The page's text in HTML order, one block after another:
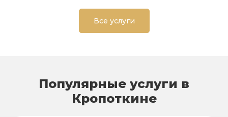
Все услуги
Популярные услуги в
Кропоткине